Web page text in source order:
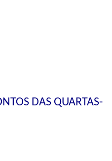
DAS QUARTAS-